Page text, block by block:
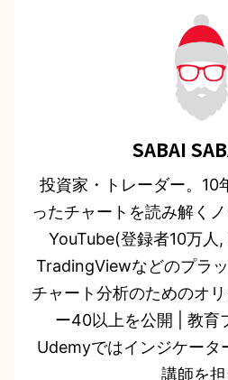
SABAI
投資家・トレーダー。10
ったチャートを読み解く
YouTube(登録者10万人,
TradingViewなどのプラッ
チャート分析のためのオ
ー40以上を公開 | 教育
Udemyではインジケータ
講師を